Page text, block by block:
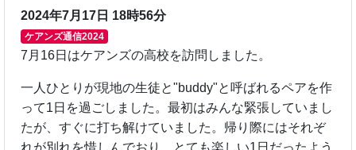
2024年7月17日 18時56分
ケアンズ通信2024
7月16日はケアンズの高校を訪問しました。
一人ひとりが現地の生徒と"buddy"と呼ばれるペアを作
って1日を過ごしました。最初はみんな緊張していまし
たが、すぐに打ち解けていました。帰り際にはそれぞ